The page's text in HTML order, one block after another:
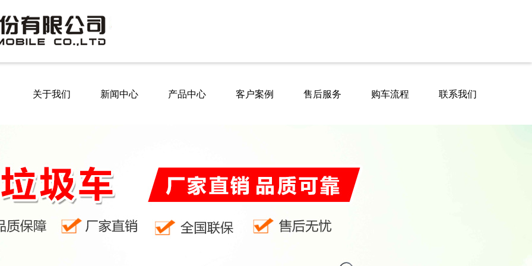
关于我们 新闻中心 产品中心 客户案例 售后服务 购车流程 联系我们